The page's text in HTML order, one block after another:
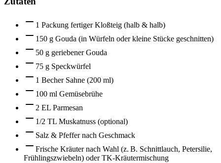
1 Packung fertiger Kloßteig (halb & halb)
150 g Gouda (in Würfeln oder kleine Stücke geschnitten)
50 g geriebener Gouda
75 g Speckwürfel
1 Becher Sahne (200 ml)
100 ml Gemüsebrühe
2 EL Parmesan
1/2 TL Muskatnuss (optional)
Salz & Pfeffer nach Geschmack
Frische Kräuter nach Wahl (z. B. Schnittlauch, Petersilie,
Frühlingszwiebeln) oder TK-Kräutermischung